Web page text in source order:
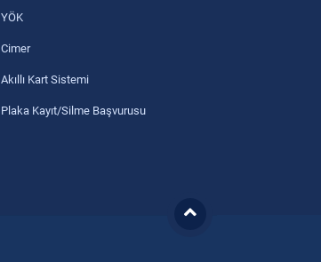
YÖK
Cimer
Akıllı Kart Sistemi
Plaka Kayıt/Silme Başvurusu